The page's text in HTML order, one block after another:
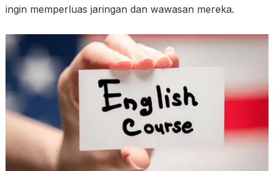
ingin memperluas jaringan dan wawasan mereka.